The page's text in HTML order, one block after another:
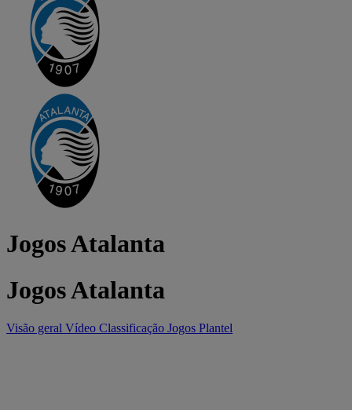
Jogos Atalanta
Jogos Atalanta
Visão geral Vídeo Classificação Jogos Plantel